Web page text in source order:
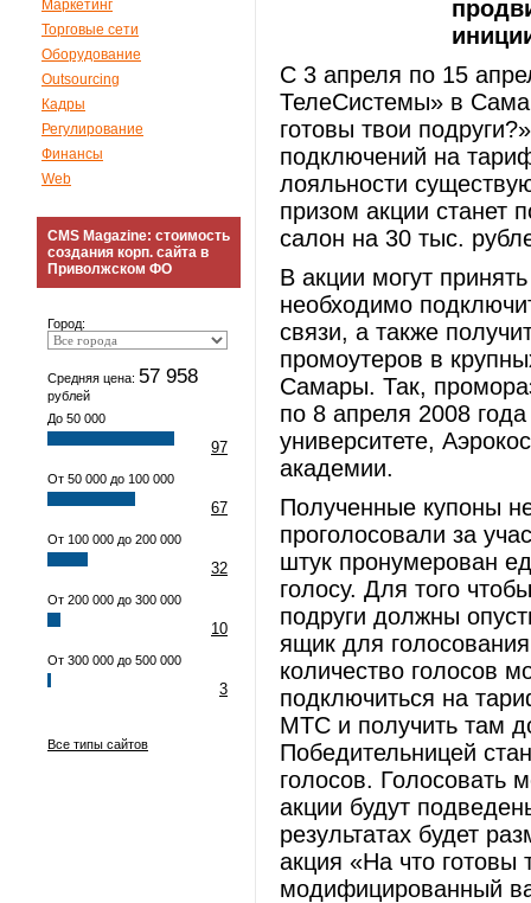
Маркетинг
Торговые сети
Оборудование
Outsourcing
Кадры
Регулирование
Финансы
Web
CMS Magazine: стоимость
создания корп. сайта в
Приволжском ФО
Город:
Средняя цена: 57 958
рублей
До 50 000
97
От 50 000 до 100 000
67
От 100 000 до 200 000
32
От 200 000 до 300 000
10
От 300 000 до 500 000
3
Все типы сайтов
С 3 апреля по 15
ТелеСистемы» в
готовы твои
подключений на
лояльности
призом акции станет
салон на 30 тыс.
В акции могут
необходимо
связи, а также
промоутеров в
Самары. Так,
по 8 апреля 2008
университете,
академии.
Полученные купоны
проголосовали за
штук пронумерован
голосу. Для того
подруги должны
ящик для
количество голосов
подключиться на
МТС и получить там
Победительницей
голосов. Голосовать
акции будут
результатах будет
акция «На что готовы
модифицированный